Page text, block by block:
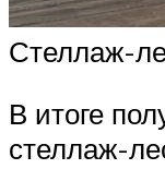
Стеллаж-
В итоге
стеллаж-